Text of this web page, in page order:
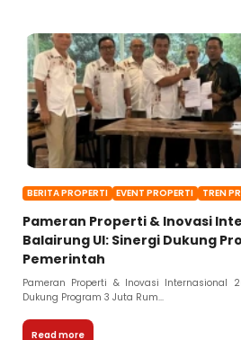
BERITA PROPERTI EVENT PROPERTI TREN
Pameran Properti & Inovasi
Balairung UI: Sinergi Dukung
Pemerintah
Pameran Properti & Inovasi Internasional
Dukung Program 3 Juta Rum...
Read more